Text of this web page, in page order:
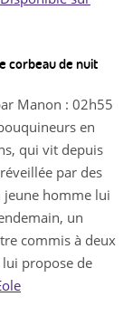
corbeau de nuit
Manon : 02h55
en
qui vit depuis
par des
jeune homme lui
un
commis à deux
propose de